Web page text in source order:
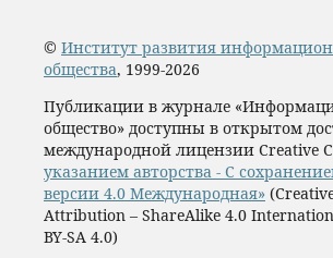
© Институт развития
общества, 1999-2026
Публикации в журнале
общество» доступны в открытом
международной лицензии Creative
указанием авторства - С
версии 4.0 Международная»
Attribution – ShareAlike 4.0
BY-SA 4.0)